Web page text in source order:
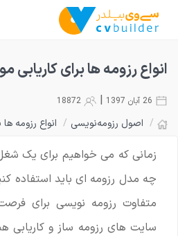
انواع رزومه ها برای کاریابی
|
/ اصول رزومه‌نویسی / انواع رزومه
زمانی که می خواهیم برای یک
چه مدل رزومه ای باید
متفاوت رزومه نویسی برای
سایت های رزومه ساز و